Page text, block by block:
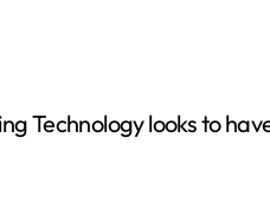
Technology looks to